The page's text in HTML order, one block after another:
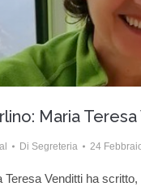
Maria
Di Segreteria 24
Venditti ha